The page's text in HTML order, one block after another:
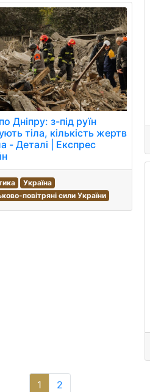
Дніпру: з-під руїн
тіла, кількість жертв
- Деталі | Експрес
Україна
повітряні сили України
1 2